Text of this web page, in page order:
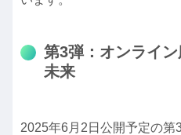
第3弾：オンライ
未来
2025年6月2日公開予定の